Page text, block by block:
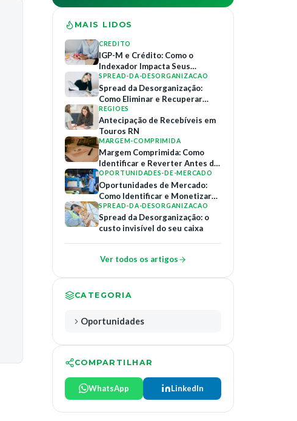
MAIS LIDOS
CREDITO
IGP-M e Crédito: Como o
Indexador Impacta Seus
Contratos de Financiamento
SPREAD-DA-DESORGANIZACAO
Spread da Desorganização:
Como Eliminar e Recuperar
Margem
REGIOES
Antecipação de Recebíveis em
Touros RN
MARGEM-COMPRIMIDA
Margem Comprimida: Como
Identificar e Reverter Antes do
Colapso
OPORTUNIDADES-DE-MERCADO
Oportunidades de Mercado:
Como Identificar e Monetizar
Relações B2B
SPREAD-DA-DESORGANIZACAO
Spread da Desorganização: o
custo invisível do seu caixa
Ver todos os artigos
CATEGORIA
Oportunidades
COMPARTILHAR
WhatsApp LinkedIn